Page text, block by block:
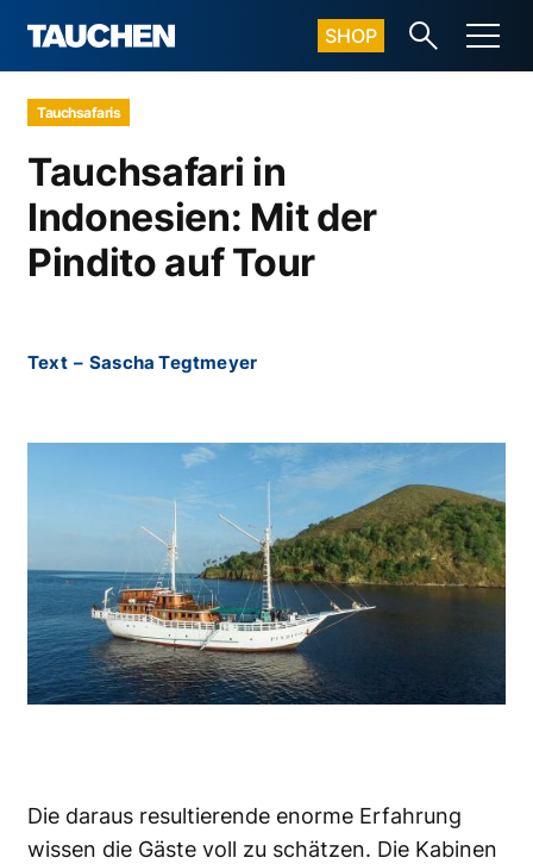
SHOP
Tauchsafaris
Tauchsafari in
Indonesien: Mit der
Pindito auf Tour
Text – Sascha Tegtmeyer
Die daraus resultierende enorme Erfahrung
wissen die Gäste voll zu schätzen. Die Kabinen